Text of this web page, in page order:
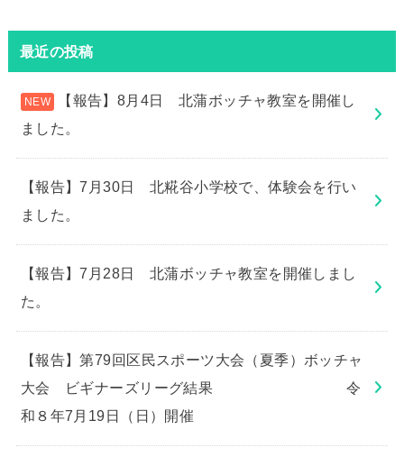
最近の投稿
【報告】8月4日 北蒲ボッチャ教室を開催し
ました。
【報告】7月30日 北糀谷小学校で、体験会を行い
ました。
【報告】7月28日 北蒲ボッチャ教室を開催しまし
た。
【報告】第79回区民スポーツ大会（夏季）ボッチャ
大会 ビギナーズリーグ結果 令
和８年7月19日（日）開催